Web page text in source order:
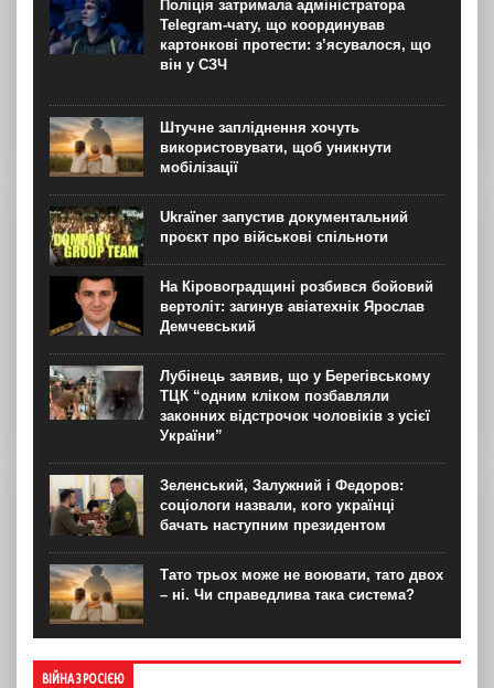
невчасно поставлені дрони. Про це свідчить рішення
суду...
Поліція затримала адміністратора
Telegram-чату, що координував
картонкові протести: з’ясувалося, що
він у СЗЧ
Штучне запліднення хочуть
використовувати, щоб уникнути
мобілізації
Ukraїner запустив документальний
проєкт про військові спільноти
На Кіровоградщині розбився бойовий
вертоліт: загинув авіатехнік Ярослав
Демчевський
Лубінець заявив, що у Берегівському
ТЦК “одним кліком позбавляли
законних відстрочок чоловіків з усієї
України”
Зеленський, Залужний і Федоров:
соціологи назвали, кого українці
бачать наступним президентом
Тато трьох може не воювати, тато двох
– ні. Чи справедлива така система?
ВІЙНА З РОСІЄЮ